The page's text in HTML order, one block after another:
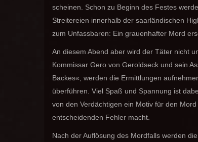
scheinen. Schon zu Beginn des Festes
Streitereien innerhalb der saarländischen
zum Unfassbaren: Ein grauenhafter Mord
An diesem Abend aber wird der Täter nicht
Kommissar Gero von Geroldseck und sein
Backes«, werden die Ermittlungen
überführen. Viel Spaß und Spannung ist
von den Verdächtigen ein Motiv für den
entscheidenden Fehler macht.
Nach der Auflösung des Mordfalls werden